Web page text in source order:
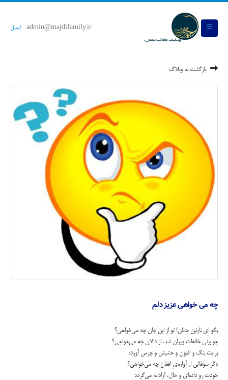
admin@majdifamily.ir ایمیل
بازگشت به وبلاگ
چه می خواهی عزیز دلم
بگو اي نازنين جانان! تو از اين جان چه مي‌خواهي؟
چو بيني خانه‌ات ويران شد، از دالان چه مي‌خواهي؟
برايت بنگ و افيون و حشيش و چرس آورده
دگر سوقاتي از آواره‌يِ افغان چه مي‌خواهي؟
خودت رو داده‌اي و حال، آزادانه مي‌گردد